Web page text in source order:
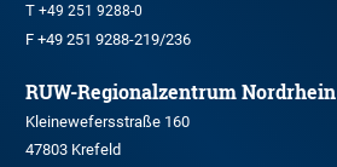
T +49 251 9288-0
F +49 251 9288-219/236
RUW-Regionalzentrum Nordrhein
Kleinewefersstraße 160
47803 Krefeld